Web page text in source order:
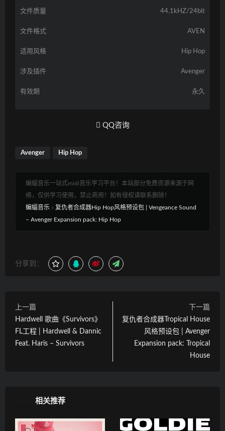
文件质量 44.1kHZ/24bit
文件格式 AVEN
适用风格 Hip Hop
涉及插件 Avenger
有效期 永久
QQ咨询
Avenger Hip Hop
蝙蝠音乐一站式midi音乐学习平台！本站部分免费资源来源于网
络，仅供学习使用，禁止商用！如有侵权请联系删除！
蝙蝠音乐 » 复仇者合成器Hip Hop风格预设包 | Vengeance Sound
– Avenger Expansion pack: Hip Hop
分享到：
上一篇
Hardwell 歌曲《Survivors》
FL工程 | Hardwell & Dannic
Feat. Haris – Survivors
下一篇
复仇者合成器Tropical House
风格预设包 | Avenger
Expansion pack: Tropical
House
相关推荐